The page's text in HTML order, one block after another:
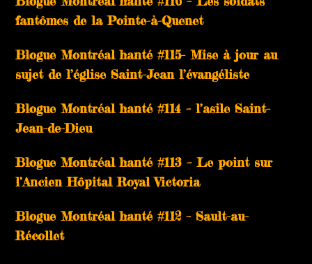
fantômes de la Pointe-à-Quenet
Blogue Montréal hanté #115- Mise à jour au
sujet de l’église Saint-Jean l’évangéliste
Blogue Montréal hanté #114 – l’asile Saint-
Jean-de-Dieu
Blogue Montréal hanté #113 – Le point sur
l’Ancien Hôpital Royal Victoria
Blogue Montréal hanté #112 – Sault-au-
Récollet